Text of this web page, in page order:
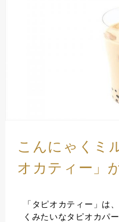
こんにゃくミ
オカティー」
「タピオカティー」は
くみたいなタピオカパ